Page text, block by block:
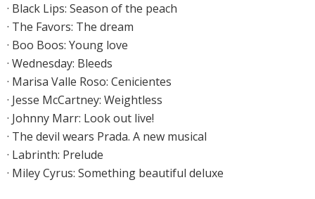
· Black Lips: Season of the peach
· The Favors: The dream
· Boo Boos: Young love
· Wednesday: Bleeds
· Marisa Valle Roso: Cenicientes
· Jesse McCartney: Weightless
· Johnny Marr: Look out live!
· The devil wears Prada. A new musical
· Labrinth: Prelude
· Miley Cyrus: Something beautiful deluxe